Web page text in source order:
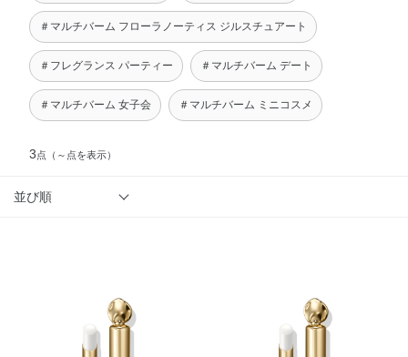
＃マルチバーム フローラノーティス ジルスチュアート
＃フレグランス パーティー ＃マルチバーム デート
＃マルチバーム 女子会 ＃マルチバーム ミニコスメ
3点 （～点を表示）
並び順